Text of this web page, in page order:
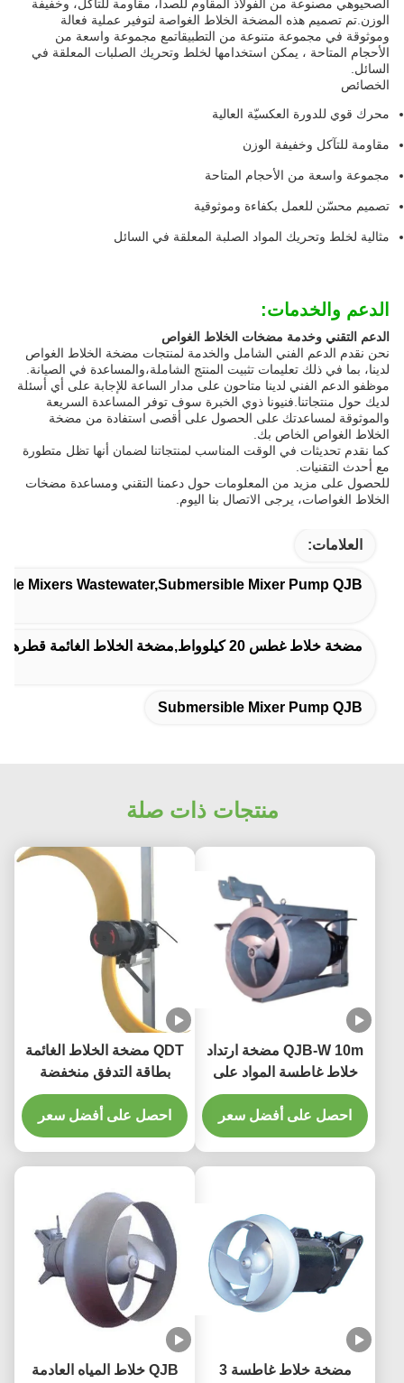
الصحيوهي مصنوعة من الفولاذ المقاوم للصدأ، مقاومة للتآكل، وخفيفة
الوزن.تم تصميم هذه المضخة الخلاط الغواصة لتوفير عملية فعالة
وموثوقة في مجموعة متنوعة من التطبيقاتمع مجموعة واسعة من
الأحجام المتاحة ، يمكن استخدامها لخلط وتحريك الصلبات المعلقة في
السائل.
الخصائص
محرك قوي للدورة العكسيّة العالية
مقاومة للتآكل وخفيفة الوزن
مجموعة واسعة من الأحجام المتاحة
تصميم محسّن للعمل بكفاءة وموثوقية
مثالية لخلط وتحريك المواد الصلبة المعلقة في السائل
الدعم والخدمات:
الدعم التقني وخدمة مضخات الخلاط الغواص
نحن نقدم الدعم الفني الشامل والخدمة لمنتجات مضخة الخلاط الغواص
لدينا، بما في ذلك تعليمات تثبيت المنتج الشاملة،والمساعدة في الصيانة.
موظفو الدعم الفني لدينا متاحون على مدار الساعة للإجابة على أي أسئلة
لديك حول منتجاتنا.فنيونا ذوي الخبرة سوف توفر المساعدة السريعة
والموثوقة لمساعدتك على الحصول على أقصى استفادة من مضخة
الخلاط الغواص الخاص بك.
كما نقدم تحديثات في الوقت المناسب لمنتجاتنا لضمان أنها تظل متطورة
مع أحدث التقنيات.
للحصول على مزيد من المعلومات حول دعمنا التقني ومساعدة مضخات
الخلاط الغواصات، يرجى الاتصال بنا اليوم.
العلامات:
Mixers Wastewater,Submersible Mixer Pump QJB
مضخة خلاط غطس 20 كيلوواط,مضخة الخلاط الغائمة قطرها 150 ملم,مضخة المزج الغائمة الحديدية المصبوبة
Submersible Mixer Pump QJB
منتجات ذات صلة
QJB-W 10m مضخة ارتداد
خلاط غاطسة المواد على
الحديد الزهر الفولاذ المقاوم
للصدأ
احصل على أفضل سعر
QDT مضخة الخلاط الغائمة
بطاقة التدفق منخفضة
السرعة المروحة مع المواد
المكثفة الحديد الزهري
الفولاذ المقاوم للصدأ
احصل على أفضل سعر
مضخة خلاط غاطسة 3
QJB خلاط المياه العادمة